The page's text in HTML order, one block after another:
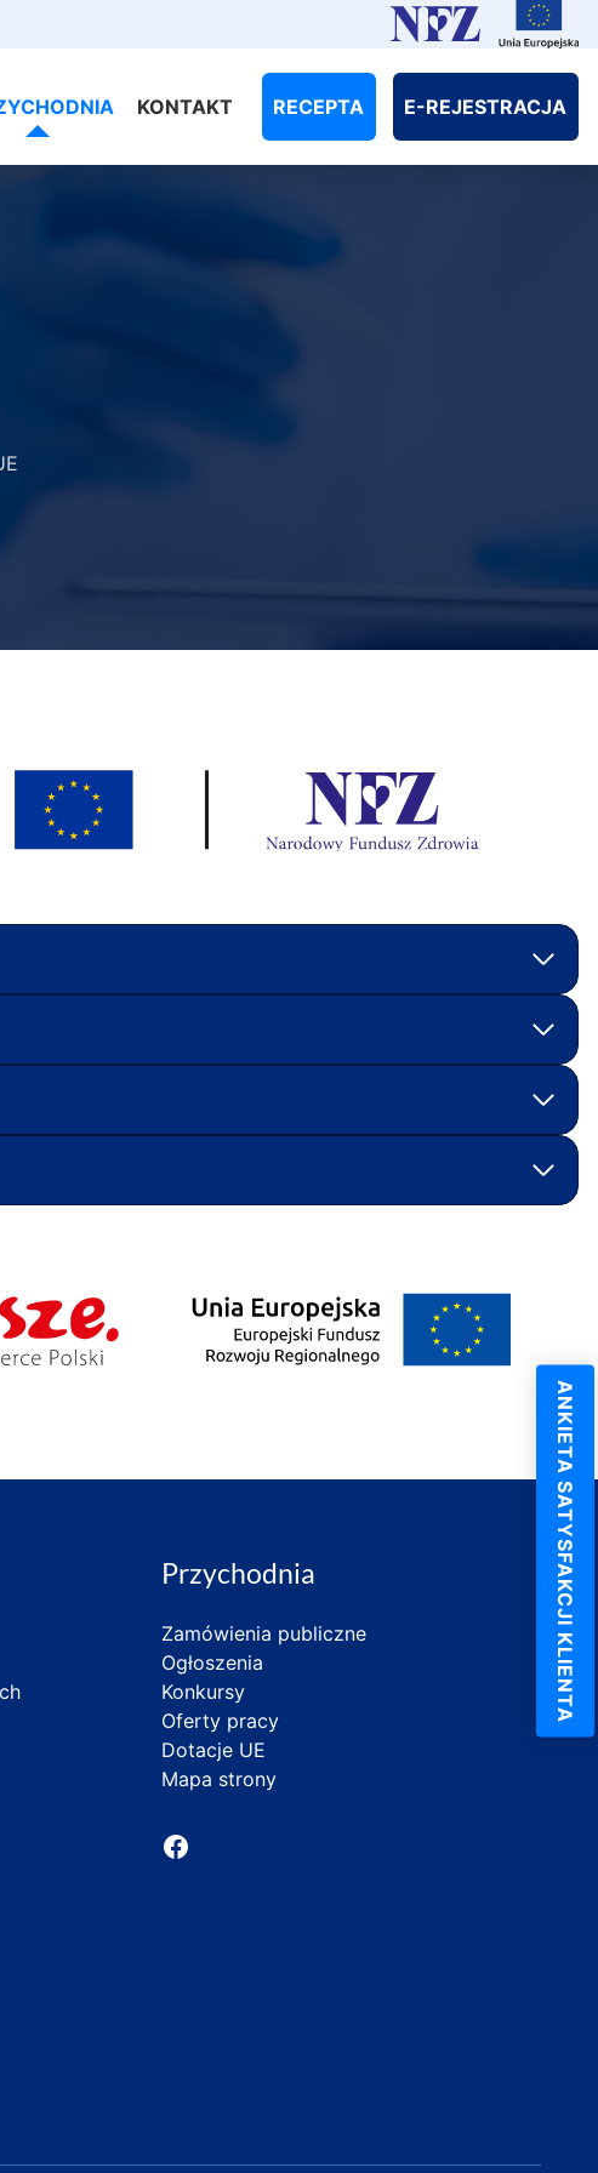
KONTAKT RECEPTA E-REJESTRACJA
ANKIETA SATYSFAKCJI KLIENTA
Przychodnia
Zamówienia publiczne
Ogłoszenia
Konkursy
Oferty pracy
Dotacje UE
Mapa strony
Facebook